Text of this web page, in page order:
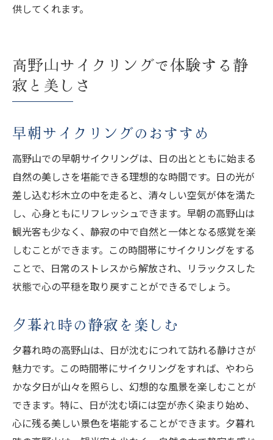
供してくれます。
高野山サイクリングで体験する静
寂と美しさ
早朝サイクリングのおすすめ
高野山での早朝サイクリングは、日の出とともに始まる
自然の美しさを堪能できる理想的な時間です。日の光が
差し込む杉木立の中を走ると、清々しい空気が体を満た
し、心身ともにリフレッシュできます。早朝の高野山は
観光客も少なく、静寂の中で自然と一体となる感覚を楽
しむことができます。この時間帯にサイクリングをする
ことで、日常のストレスから解放され、リラックスした
状態で心の平穏を取り戻すことができるでしょう。
夕暮れ時の静寂を楽しむ
夕暮れ時の高野山は、日が沈むにつれて訪れる静けさが
魅力です。この時間帯にサイクリングをすれば、やわら
かな夕日が山々を照らし、幻想的な風景を楽しむことが
できます。特に、日が沈む頃には空が赤く染まり始め、
心に残る美しい景色を堪能することができます。夕暮れ